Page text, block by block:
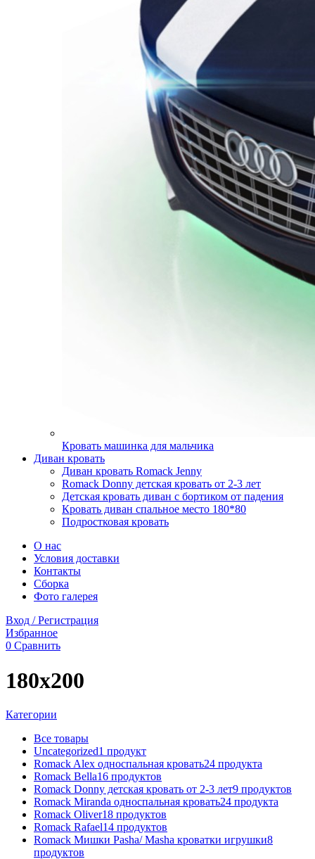
Кровать машинка для мальчика
Диван кровать
Диван кровать Romack Jenny
Romack Donny детская кровать от 2-3 лет
Детская кровать диван с бортиком от падения
Кровать диван спальное место 180*80
Подростковая кровать
О нас
Условия доставки
Контакты
Сборка
Фото галерея
Вход / Регистрация
Избранное
0 Сравнить
180x200
Категории
Все товары
Uncategorized1 продукт
Romack Alex односпальная кровать24 продукта
Romack Bella16 продуктов
Romack Donny детская кровать от 2-3 лет9 продуктов
Romack Miranda односпальная кровать24 продукта
Romack Oliver18 продуктов
Romack Rafael14 продуктов
Romack Мишки Pasha/ Masha кроватки игрушки8
продуктов